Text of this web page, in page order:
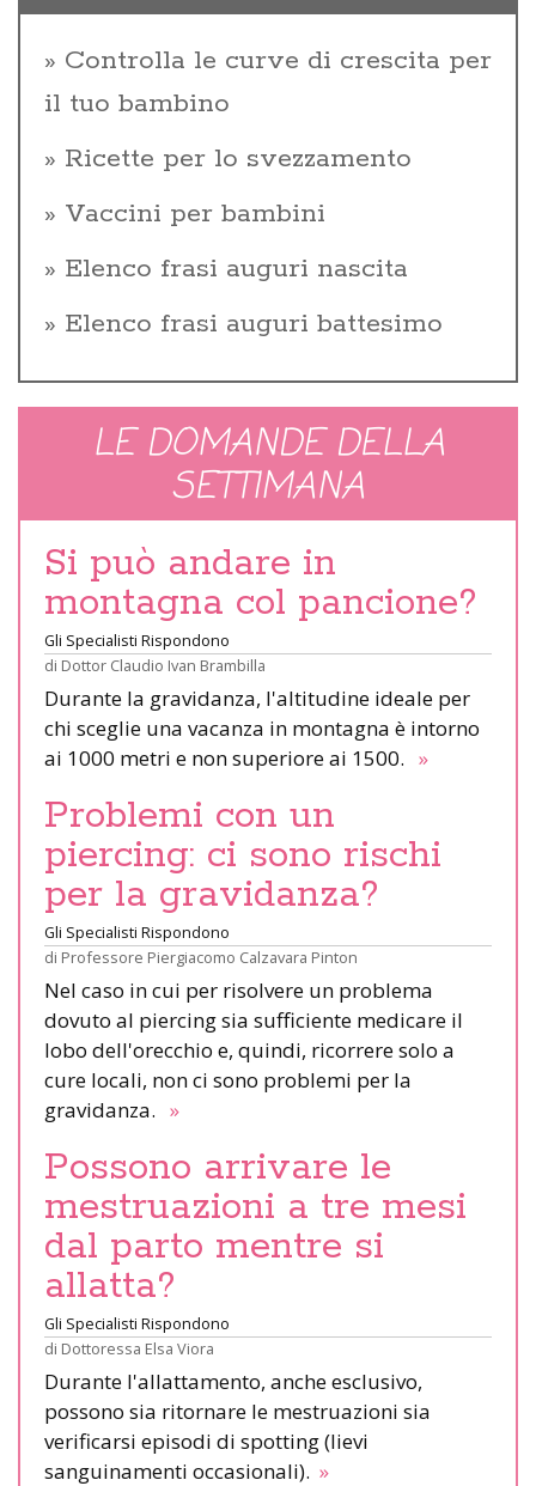
Controlla le curve di crescita per
il tuo bambino
Ricette per lo svezzamento
Vaccini per bambini
Elenco frasi auguri nascita
Elenco frasi auguri battesimo
LE DOMANDE DELLA
SETTIMANA
Si può andare in
montagna col pancione?
Gli Specialisti Rispondono
di Dottor Claudio Ivan Brambilla
Durante la gravidanza, l'altitudine ideale per
chi sceglie una vacanza in montagna è intorno
ai 1000 metri e non superiore ai 1500. »
Problemi con un
piercing: ci sono rischi
per la gravidanza?
Gli Specialisti Rispondono
di Professore Piergiacomo Calzavara Pinton
Nel caso in cui per risolvere un problema
dovuto al piercing sia sufficiente medicare il
lobo dell'orecchio e, quindi, ricorrere solo a
cure locali, non ci sono problemi per la
gravidanza. »
Possono arrivare le
mestruazioni a tre mesi
dal parto mentre si
allatta?
Gli Specialisti Rispondono
di Dottoressa Elsa Viora
Durante l'allattamento, anche esclusivo,
possono sia ritornare le mestruazioni sia
verificarsi episodi di spotting (lievi
sanguinamenti occasionali). »